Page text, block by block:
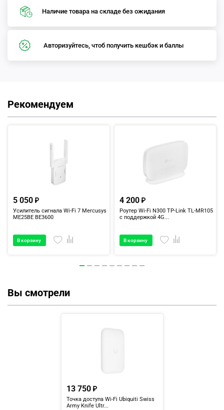
Наличие товара на складе без ожидания
Авторизуйтесь, чтоб получить кешбэк и баллы
Рекомендуем
5 050
Усилитель сигнала Wi-Fi 7 Mercusys
ME25BE BE3600
В корзину
4 200
Роутер Wi-Fi N300 TP-Link TL-MR105
с поддержкой 4G...
В корзину
Вы смотрели
13 750
Точка доступа Wi-Fi Ubiquiti Swiss
Army Knife Ultr...